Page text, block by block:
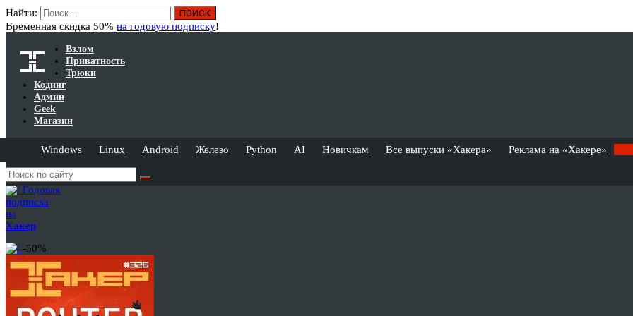
Найти:
Временная скидка 50% на годовую подписку!
Взлом
Приватность
Трюки
Кодинг
Админ
Geek
Магазин
Windows Linux Android Железо Python AI Новичкам Все выпуски «Хакера» Реклама на «Хакере»
Годовая
подписка
на
Хакер
-50%